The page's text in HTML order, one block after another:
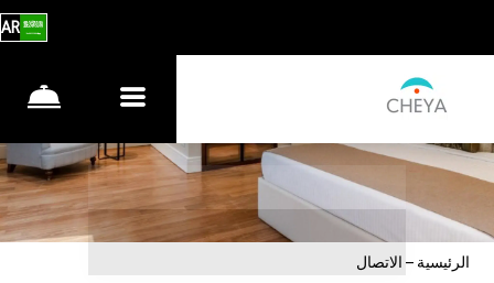
AR
الرئيسية– الاتصال